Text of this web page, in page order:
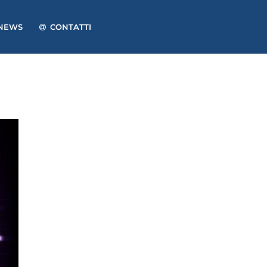
CONTATTI